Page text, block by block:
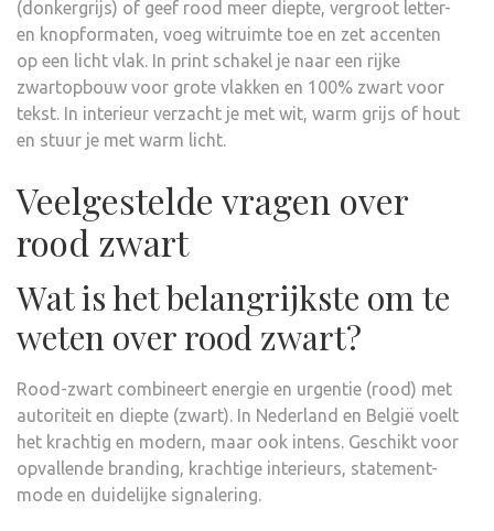
(donkergrijs) of geef rood meer diepte, vergroot letter-
en knopformaten, voeg witruimte toe en zet accenten
op een licht vlak. In print schakel je naar een rijke
zwartopbouw voor grote vlakken en 100% zwart voor
tekst. In interieur verzacht je met wit, warm grijs of hout
en stuur je met warm licht.
Veelgestelde vragen over
rood zwart
Wat is het belangrijkste om te
weten over rood zwart?
Rood-zwart combineert energie en urgentie (rood) met
autoriteit en diepte (zwart). In Nederland en België voelt
het krachtig en modern, maar ook intens. Geschikt voor
opvallende branding, krachtige interieurs, statement-
mode en duidelijke signalering.